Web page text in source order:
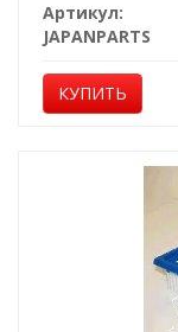
Артикул:
JAPANPARTS
КУПИТЬ